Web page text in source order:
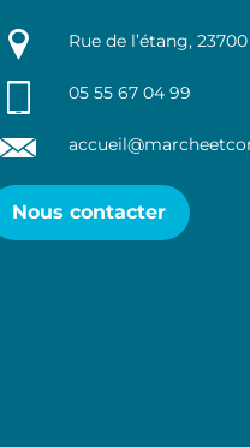
Rue de l’étang,
05 55 67 04 99
Nous contacter